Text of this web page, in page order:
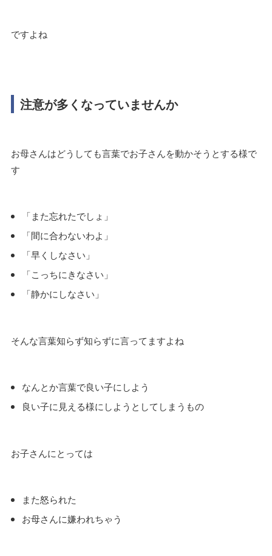
ですよね
注意が多くなっていませんか
お母さんはどうしても言葉でお子さんを動かそうとする様で
す
「また忘れたでしょ」
「間に合わないわよ」
「早くしなさい」
「こっちにきなさい」
「静かにしなさい」
そんな言葉知らず知らずに言ってますよね
なんとか言葉で良い子にしよう
良い子に見える様にしようとしてしまうもの
お子さんにとっては
また怒られた
お母さんに嫌われちゃう